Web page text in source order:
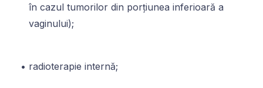
în cazul tumorilor din porțiunea inferioară a
vaginului);
radioterapie internă;